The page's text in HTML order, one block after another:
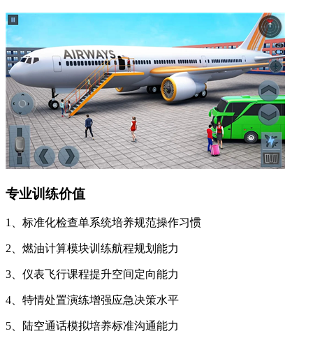
专业训练价值
1、标准化检查单系统培养规范操作习惯
2、燃油计算模块训练航程规划能力
3、仪表飞行课程提升空间定向能力
4、特情处置演练增强应急决策水平
5、陆空通话模拟培养标准沟通能力